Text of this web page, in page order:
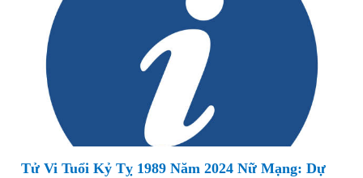
Tử Vi Tuổi Kỷ Tỵ 1989 Năm 2024 Nữ Mạng: Dự